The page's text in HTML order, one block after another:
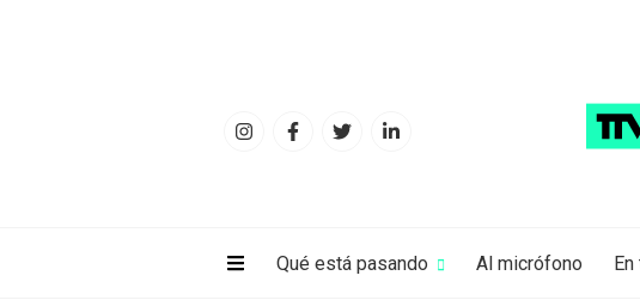
Qué está pasando Al micrófono